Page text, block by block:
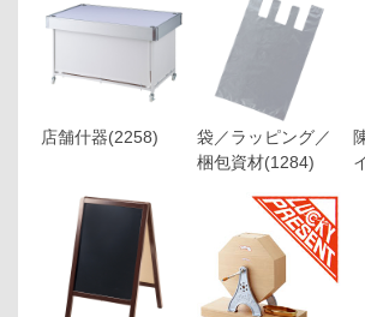
店舗什器(2258)
袋／ラッピング／
梱包資材(1284)